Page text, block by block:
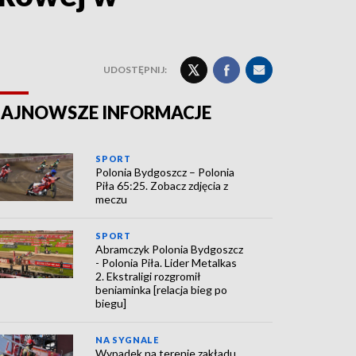
UDOSTĘPNIJ:
INFORMACJE
SPORT
Polonia Bydgoszcz – Polonia
Piła 65:25. Zobacz zdjęcia z
meczu
SPORT
Abramczyk Polonia Bydgoszcz
- Polonia Piła. Lider Metalkas
2. Ekstraligi rozgromił
beniaminka [relacja bieg po
biegu]
NA SYGNALE
Wypadek na terenie zakładu